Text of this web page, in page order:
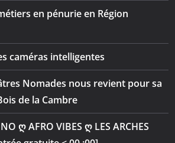
en pénurie en Région
caméras intelligentes
Nomades nous revient pour sa
de la Cambre
ღ AFRO VIBES ღ LES ARCHES